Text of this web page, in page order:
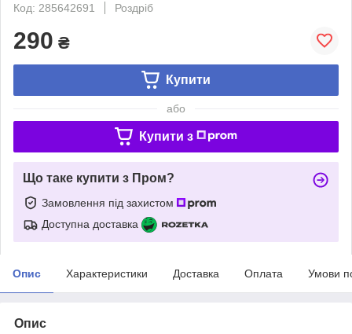
Код: 285642691
Роздріб
290 ₴
Купити
або
Купити з
Що таке купити з Пром?
Замовлення під захистом
Доступна доставка
Опис Характеристики Доставка Оплата Умови
Опис